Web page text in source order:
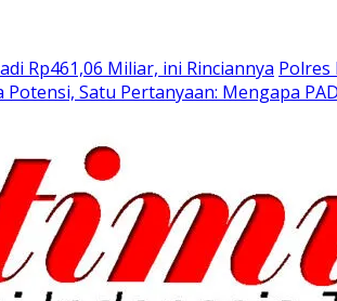
Rp461,06 Miliar, ini Rinciannya Polres
Potensi, Satu Pertanyaan: Mengapa